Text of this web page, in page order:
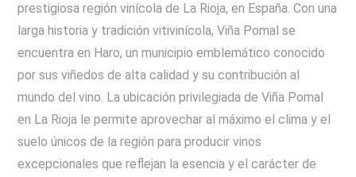
prestigiosa región vinícola de La Rioja, en España. Con una
larga historia y tradición vitivinícola, Viña Pomal se
encuentra en Haro, un municipio emblemático conocido
por sus viñedos de alta calidad y su contribución al
mundo del vino. La ubicación privilegiada de Viña Pomal
en La Rioja le permite aprovechar al máximo el clima y el
suelo únicos de la región para producir vinos
excepcionales que reflejan la esencia y el carácter de